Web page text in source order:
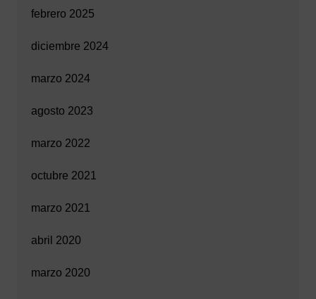
febrero 2025
diciembre 2024
marzo 2024
agosto 2023
marzo 2022
octubre 2021
marzo 2021
abril 2020
marzo 2020